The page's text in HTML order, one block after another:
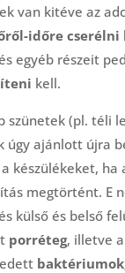
van kitéve az
időre cserélni
egyéb részeit
kell.
szünetek (pl. téli
úgy ajánlott újra
készülékeket, ha
megtörtént. E
külső és belső
porréteg, illetve a